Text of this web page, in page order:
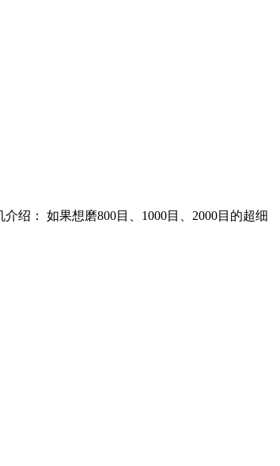
绍： 如果想磨800目、1000目、2000目的超细